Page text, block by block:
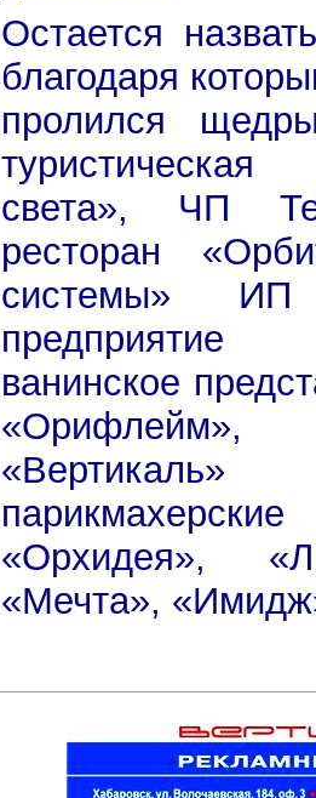
Остается
благодаря
пролился
света», ЧП
ресторан
системы»
предприятие
ванинское
«Орифлейм»,
«Орхидея»,
«Мечта»,